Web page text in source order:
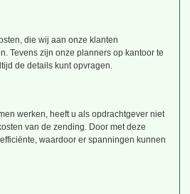
die wij aan onze klanten
Tevens zijn onze planners op kantoor te
de details kunt opvragen.
werken, heeft u als opdrachtgever niet
van de zending. Door met deze
waardoor er spanningen kunnen